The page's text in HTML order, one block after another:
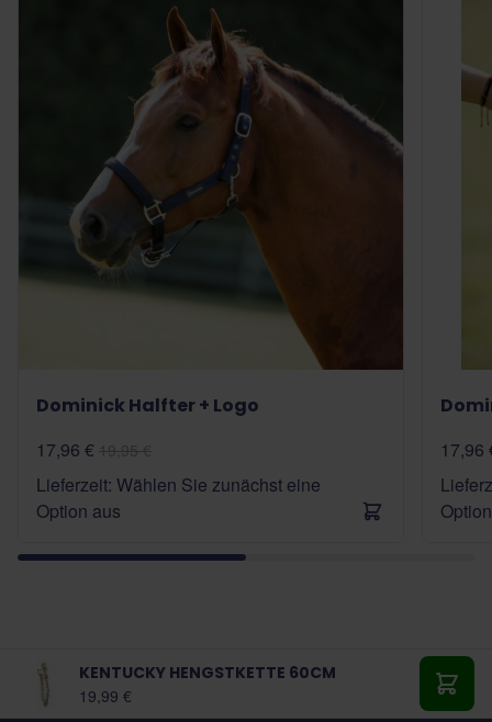
Dominick Halfter + Logo
17,96 €
Lieferzeit: Wählen Sie zunächst eine
Option aus
17,96
KENTUCKY HENGSTKETTE 60CM
19,99 €
In